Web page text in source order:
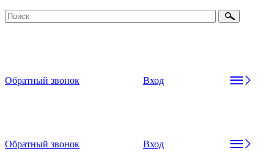
Обратный звонок Вход
Обратный звонок
Вход